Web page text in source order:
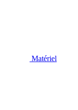
Matériel